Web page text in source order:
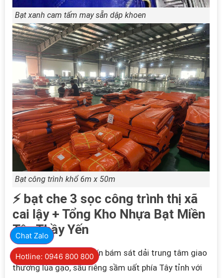
Bạt xanh cam tấm may sẵn dập khoen
Bạt công trình khổ 6m x 50m
⚡ bạt che 3 sọc công trình thị xã
cai lậy + Tổng Kho Nhựa Bạt Miền
Tây Thầy Yến
Đầu mối cung ứng uy tín bám sát dải trung tâm giao
thương lúa gạo, sầu riêng sầm uất phía Tây tỉnh với
Chat Zalo
Hotline: 0946 800 800